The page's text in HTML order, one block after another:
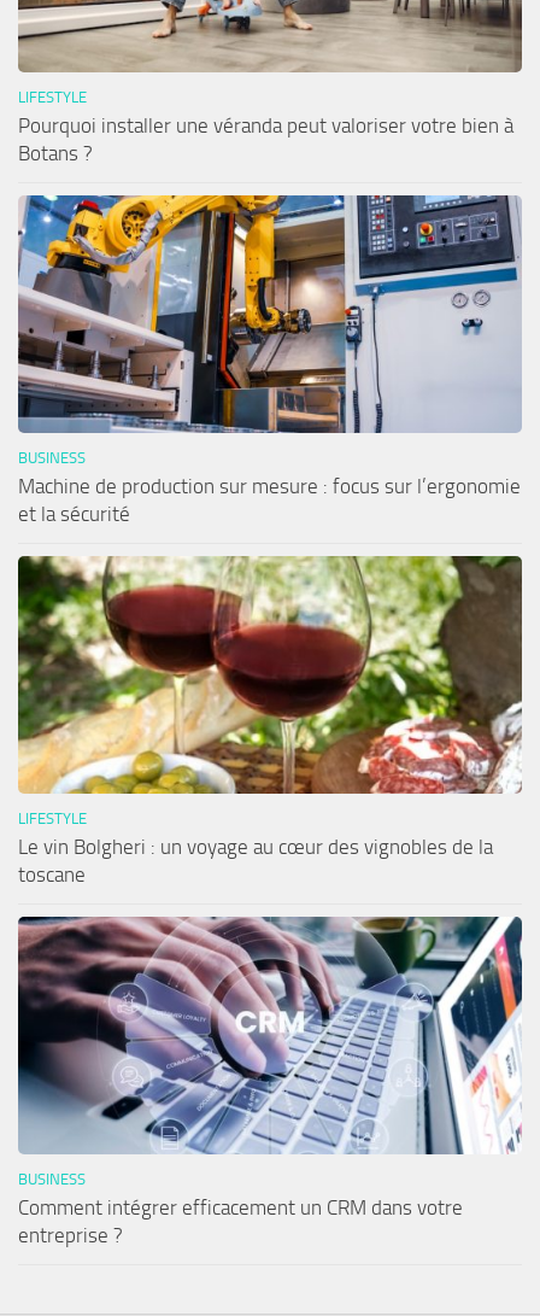
LIFESTYLE
Pourquoi installer une véranda peut valoriser votre bien à
Botans ?
BUSINESS
Machine de production sur mesure : focus sur l’ergonomie
et la sécurité
LIFESTYLE
Le vin Bolgheri : un voyage au cœur des vignobles de la
toscane
BUSINESS
Comment intégrer efficacement un CRM dans votre
entreprise ?